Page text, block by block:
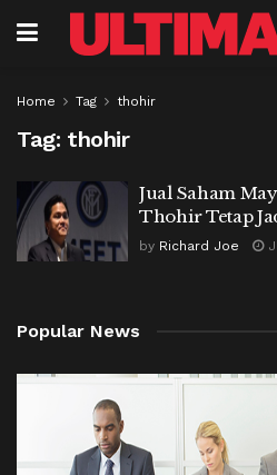
Home Tag thohir
Tag: thohir
Jual Saham
Thohir Tetap
by Richard Joe
Popular News